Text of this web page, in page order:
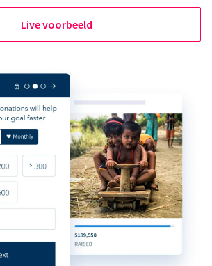
Live voorbeeld